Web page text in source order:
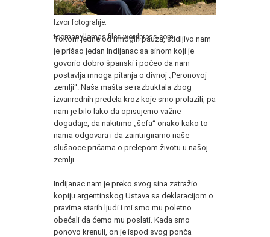
Izvor fotografije:
toomanyllamas.files.wordpress.com
Tokom jedne od mnogih pauza, stidljivo nam
je prišao jedan Indijanac sa sinom koji je
govorio dobro španski i počeo da nam
postavlja mnoga pitanja o divnoj „Peronovoj
zemlji“. Naša mašta se razbuktala zbog
izvanrednih predela kroz koje smo prolazili, pa
nam je bilo lako da opisujemo važne
događaje, da nakitimo „šefa“ onako kako to
nama odgovara i da zaintrigiramo naše
slušaoce pričama o prelepom životu u našoj
zemlji.
Indijanac nam je preko svog sina zatražio
kopiju argentinskog Ustava sa deklaracijom o
pravima starih ljudi i mi smo mu poletno
obećali da ćemo mu poslati. Kada smo
ponovo krenuli, on je ispod svog ponča